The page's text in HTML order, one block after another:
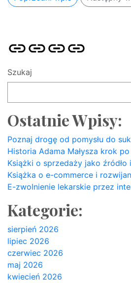
Strona
główna
Pozycjonowanie
Stron
SKLEP
SEO
BLOG
Szukaj
Ostatnie Wpisy:
Poznaj drogę od pomysłu do
Historia Adama Małysza krok
Książki o sprzedaży jako źródło
Książka o e-commerce i
E-zwolnienie lekarskie przez
Kategorie:
sierpień 2026
lipiec 2026
czerwiec 2026
maj 2026
kwiecień 2026